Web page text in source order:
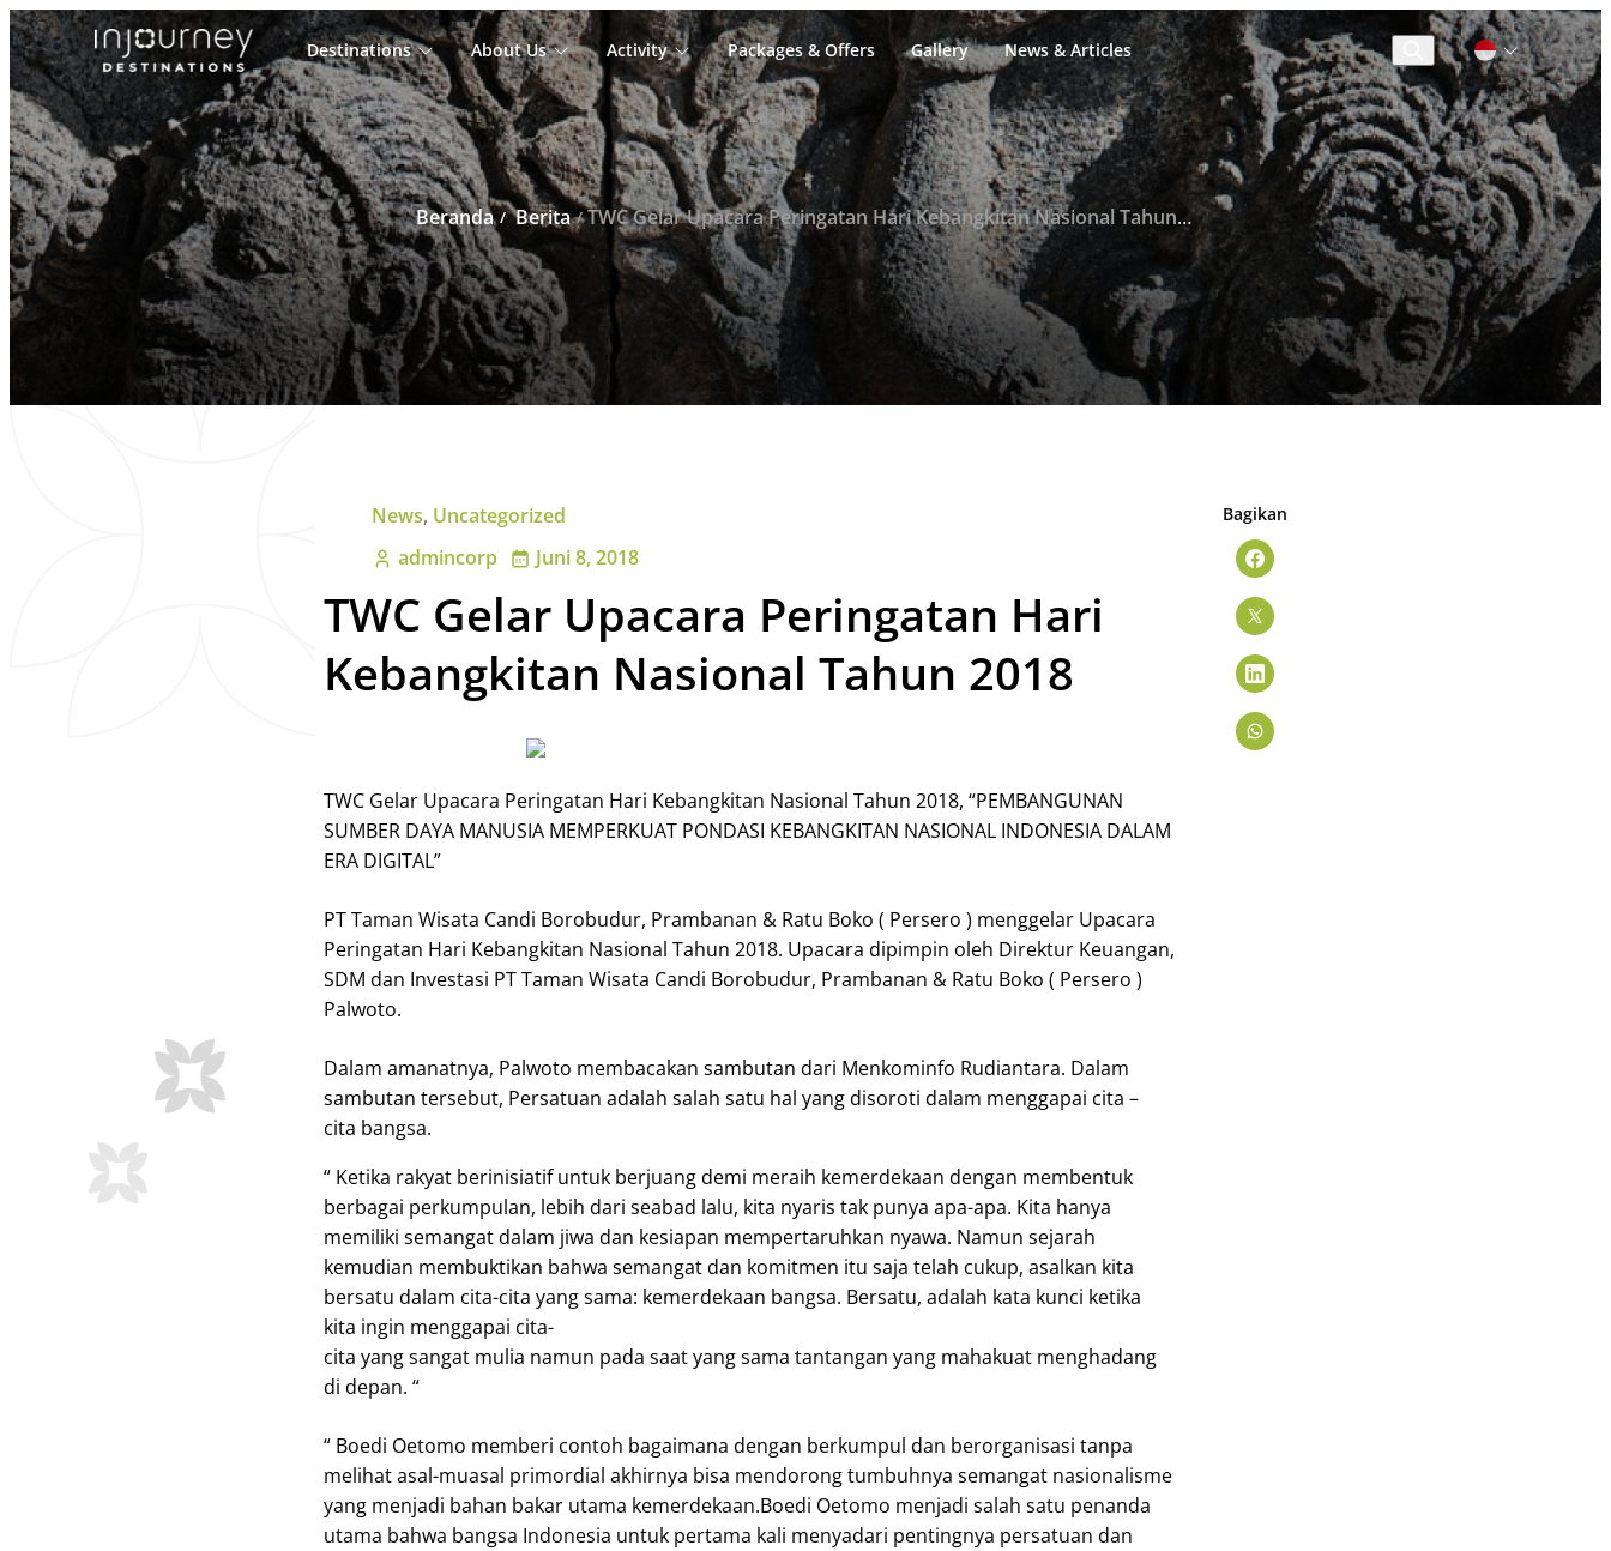
Destinations About Us Activity Packages & Offers Gallery News & Articles
Cari
untuk:
Cari
Beranda Berita TWC Gelar Upacara Peringatan Hari Kebangkitan Nasional Tahun 2018
News, Uncategorized
admincorp
Juni 8, 2018
TWC Gelar Upacara Peringatan Hari
Kebangkitan Nasional Tahun 2018
TWC Gelar Upacara Peringatan Hari Kebangkitan Nasional Tahun 2018, “PEMBANGUNAN
SUMBER DAYA MANUSIA MEMPERKUAT PONDASI KEBANGKITAN NASIONAL INDONESIA DALAM
ERA DIGITAL”
PT Taman Wisata Candi Borobudur, Prambanan & Ratu Boko ( Persero ) menggelar Upacara
Peringatan Hari Kebangkitan Nasional Tahun 2018. Upacara dipimpin oleh Direktur Keuangan,
SDM dan Investasi PT Taman Wisata Candi Borobudur, Prambanan & Ratu Boko ( Persero )
Palwoto.
Dalam amanatnya, Palwoto membacakan sambutan dari Menkominfo Rudiantara. Dalam
sambutan tersebut, Persatuan adalah salah satu hal yang disoroti dalam menggapai cita –
cita bangsa.
“ Ketika rakyat berinisiatif untuk berjuang demi meraih kemerdekaan dengan membentuk
berbagai perkumpulan, lebih dari seabad lalu, kita nyaris tak punya apa-apa. Kita hanya
memiliki semangat dalam jiwa dan kesiapan mempertaruhkan nyawa. Namun sejarah
kemudian membuktikan bahwa semangat dan komitmen itu saja telah cukup, asalkan kita
bersatu dalam cita-cita yang sama: kemerdekaan bangsa. Bersatu, adalah kata kunci ketika
kita ingin menggapai cita-
cita yang sangat mulia namun pada saat yang sama tantangan yang mahakuat menghadang
di depan. “
“ Boedi Oetomo memberi contoh bagaimana dengan berkumpul dan berorganisasi tanpa
melihat asal-muasal primordial akhirnya bisa mendorong tumbuhnya semangat nasionalisme
yang menjadi bahan bakar utama kemerdekaan.Boedi Oetomo menjadi salah satu penanda
utama bahwa bangsa Indonesia untuk pertama kali menyadari pentingnya persatuan dan
Bagikan